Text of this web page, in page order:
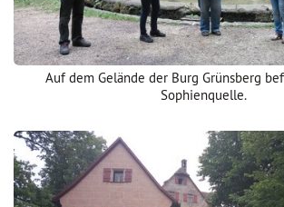
Auf dem Gelände der Burg Grünsberg
Sophienquelle.